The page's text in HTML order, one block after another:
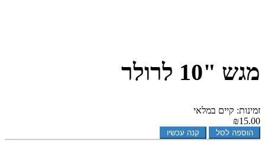
מגש "10 לרולר
זמינות: קיים במלאי
₪15.00
הוספה לסל קנה עכשיו